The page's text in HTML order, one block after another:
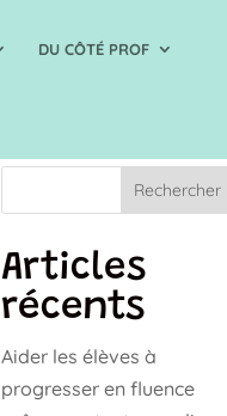
DU CÔTÉ PROF
Rechercher
Articles
récents
Aider les élèves à
progresser en fluence